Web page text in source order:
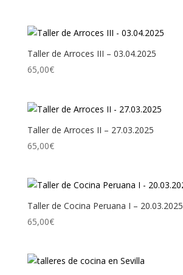
Taller de Arroces III – 03.04.2025
65,00€
Taller de Arroces II – 27.03.2025
65,00€
Taller de Cocina Peruana I – 20.03.2025
65,00€